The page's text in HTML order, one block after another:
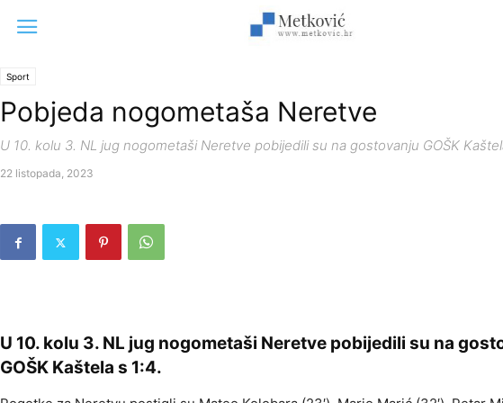
Sport
Pobjeda nogometaša Neretve
U 10. kolu 3. NL jug nogometaši Neretve pobijedili su na gostovanju GOŠK
22 listopada, 2023
U 10. kolu 3. NL jug nogometaši Neretve pobijedili su na
GOŠK Kaštela s 1:4.